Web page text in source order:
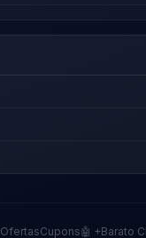
OfertasCupons🤖 +Barato